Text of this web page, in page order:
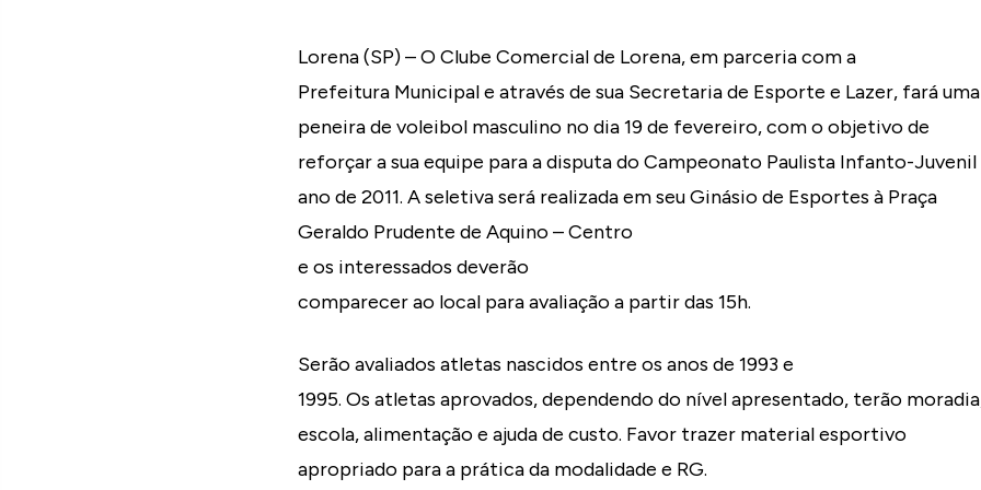
Lorena (SP) – O Clube Comercial de Lorena, em parceria com a
Prefeitura Municipal e através de sua Secretaria de Esporte e Lazer, fará uma
peneira de voleibol masculino no dia 19 de fevereiro, com o objetivo de
reforçar a sua equipe para a disputa do Campeonato Paulista Infanto-Juvenil
ano de 2011. A seletiva será realizada em seu Ginásio de Esportes à Praça
Geraldo Prudente de Aquino – Centro
e os interessados deverão
comparecer ao local para avaliação a partir das 15h.
Serão avaliados atletas nascidos entre os anos de 1993 e
1995. Os atletas aprovados, dependendo do nível apresentado, terão
escola, alimentação e ajuda de custo. Favor trazer material esportivo
apropriado para a prática da modalidade e RG.